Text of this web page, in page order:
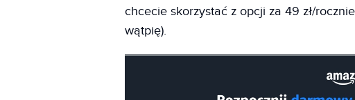
chcecie skorzystać z opcji za 49 zł/
wątpię).